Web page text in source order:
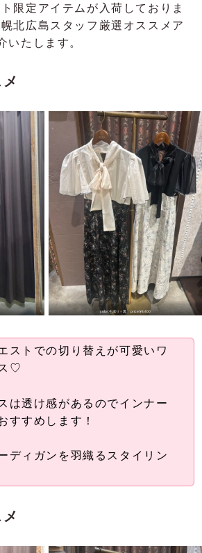
限定アイテムが入荷しておりま
北広島スタッフ厳選オススメア
いたします。
color:生成り・黒 price:¥4,400
ストでの切り替えが可愛いワ
♡
は透け感があるのでインナー
すすめします！
ディガンを羽織るスタイリン